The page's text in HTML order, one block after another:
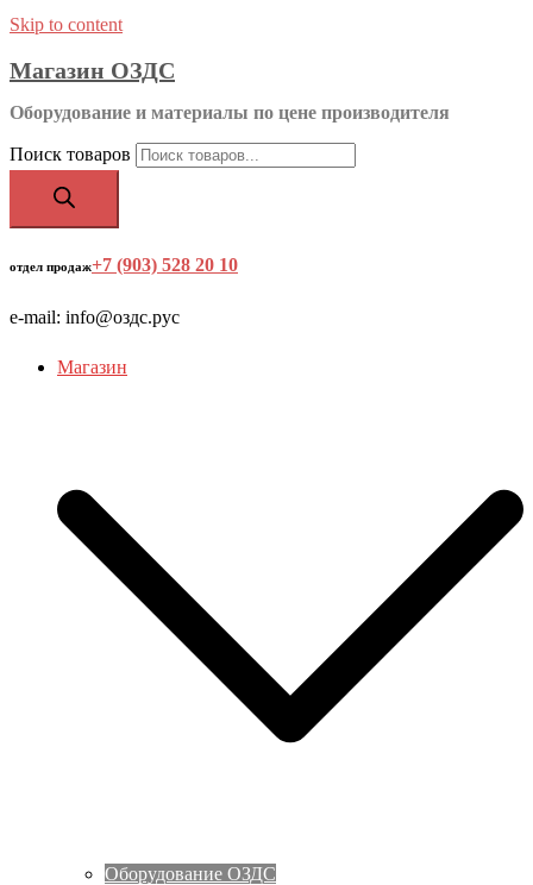
Skip to content
Магазин ОЗДС
Оборудование и материалы по цене производителя
Поиск товаров
отдел продаж+7 (903) 528 20 10
e-mail: info@оздс.рус
Магазин
Оборудование ОЗДС